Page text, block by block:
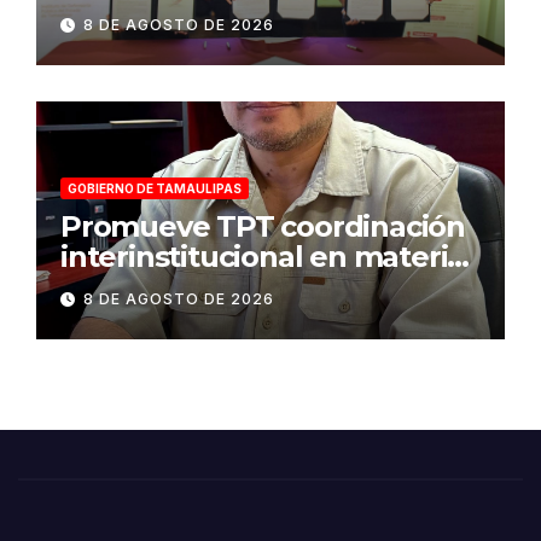
para fortalecer la atención a
víctimas y la defensa jurídica
en Tamaulipas
8 DE AGOSTO DE 2026
GOBIERNO DE TAMAULIPAS
Promueve TPT coordinación
interinstitucional en materia
de transparencia y acceso a
la información pública
8 DE AGOSTO DE 2026